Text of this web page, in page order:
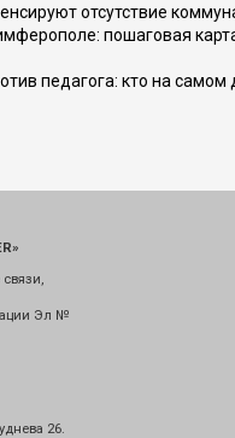
отсутствие
пошаговая
педагога: кто на самом
Эл №
26.